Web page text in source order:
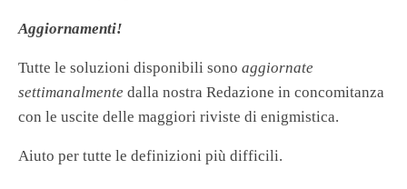
Aggiornamenti!
Tutte le soluzioni disponibili sono aggiornate
settimanalmente dalla nostra Redazione in concomitanza
con le uscite delle maggiori riviste di enigmistica.
Aiuto per tutte le definizioni più difficili.